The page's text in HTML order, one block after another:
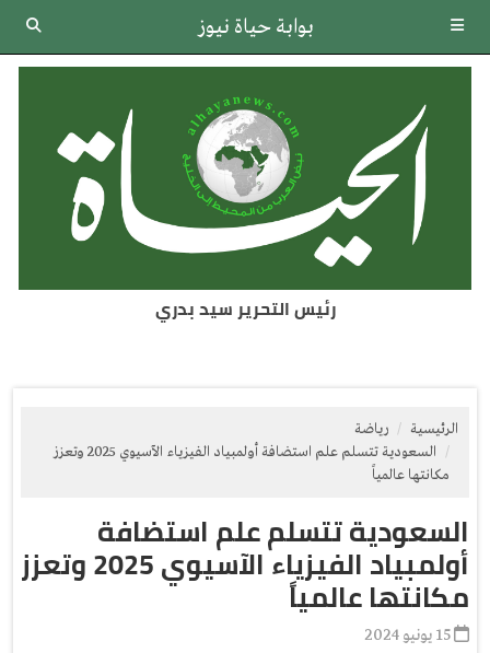
بوابة حياة نيوز
رئيس التحرير سيد بدري
الرئيسية
رياضة
السعودية تتسلم علم استضافة أولمبياد الفيزياء الآسيوي 2025 وتعزز
مكانتها عالمياً
السعودية تتسلم علم استضافة
أولمبياد الفيزياء الآسيوي 2025 وتعزز
مكانتها عالمياً